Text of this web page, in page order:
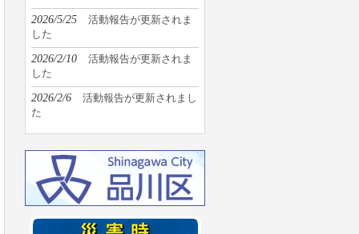
2026/5/25
活動報告が更新されま
した
2026/2/10
活動報告が更新されま
した
2026/2/6
活動報告が更新されまし
た